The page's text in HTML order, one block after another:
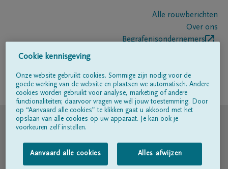
Alle rouwberichten
Over ons
Begrafenisondernemers
Volg ons op
© DELA
Gebruiksvoorwaarden
Privacyverklaring
Cookie kennisgeving
Onze website gebruikt cookies. Sommige zijn nodig voor de
goede werking van de website en plaatsen we automatisch. Andere
cookies worden gebruikt voor analyse, marketing of andere
functionaliteiten; daarvoor vragen we wél jouw toestemming. Door
op “Aanvaard alle cookies” te klikken gaat u akkoord met het
opslaan van alle cookies op uw apparaat. Je kan ook je
voorkeuren zelf instellen.
Aanvaard alle cookies Alles afwijzen